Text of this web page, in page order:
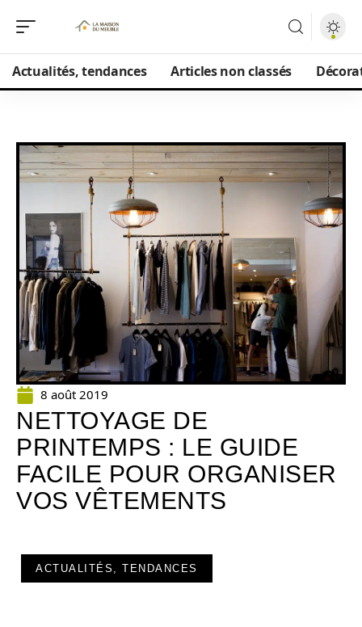
Actualités, tendances Articles non classés
8 août 2019
NETTOYAGE DE
PRINTEMPS : LE GUIDE
FACILE POUR ORGANISER
VOS VÊTEMENTS
ACTUALITÉS, TENDANCES